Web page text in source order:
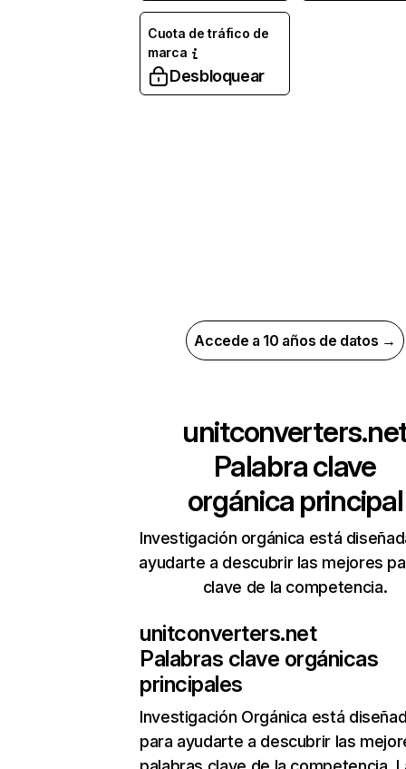
Cuota de tráfico de
marca
Desbloquear
Accede a 10 años de datos →
Palabra clave
orgánica principal
Investigación orgánica está
ayudarte a descubrir las mejores
clave de la competencia.
unitconverters.net
Palabras clave orgánicas
principales
Investigación Orgánica está
para ayudarte a descubrir las